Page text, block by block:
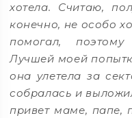
хотела. Считаю,
конечно, не особо
помогал,
Лучшей моей
она улетела за
собралась и
привет маме, папе,